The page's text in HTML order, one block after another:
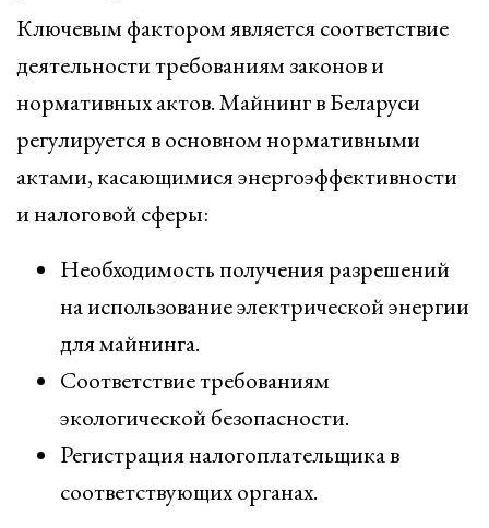
Ключевым фактором является соответствие
деятельности требованиям законов и
нормативных актов. Майнинг в Беларуси
регулируется в основном нормативными
актами, касающимися энергоэффективности
и налоговой сферы:
Необходимость получения разрешений
на использование электрической энергии
для майнинга.
Соответствие требованиям
экологической безопасности.
Регистрация налогоплательщика в
соответствующих органах.